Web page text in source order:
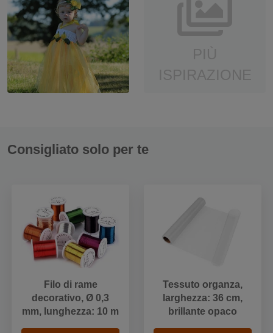
Consigliato solo per te
Filo di rame
decorativo, Ø 0,3
mm, lunghezza: 10 m
Tessuto organza,
larghezza: 36 cm,
brillante opaco